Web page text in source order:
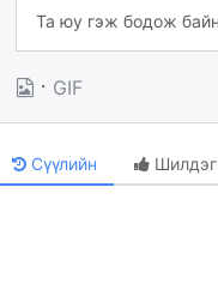
· GIF
Сүүлийн Шилдэг